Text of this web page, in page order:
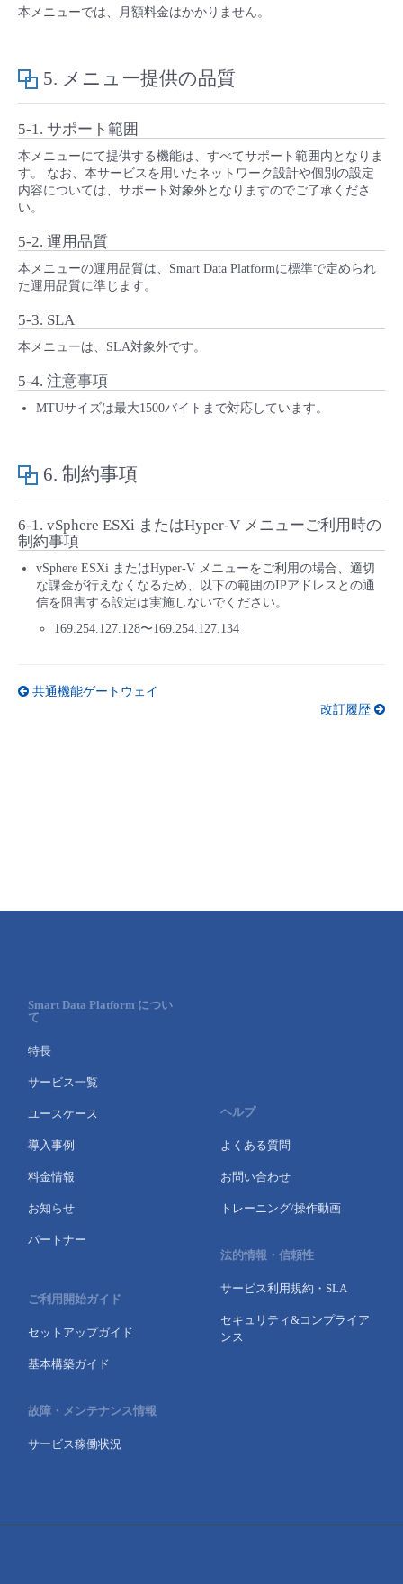
本メニューでは、月額料金はかかりません。
5. メニュー提供の品質
5-1. サポート範囲
本メニューにて提供する機能は、すべてサポート範囲内となりま
す。 なお、本サービスを用いたネットワーク設計や個別の設定
内容については、サポート対象外となりますのでご了承くださ
い。
5-2. 運用品質
本メニューの運用品質は、Smart Data Platformに標準で定められ
た運用品質に準じます。
5-3. SLA
本メニューは、SLA対象外です。
5-4. 注意事項
MTUサイズは最大1500バイトまで対応しています。
6. 制約事項
6-1. vSphere ESXi またはHyper-V メニューご利用時の
制約事項
vSphere ESXi またはHyper-V メニューをご利用の場合、適切
な課金が行えなくなるため、以下の範囲のIPアドレスとの通
信を阻害する設定は実施しないでください。
169.254.127.128〜169.254.127.134
共通機能ゲートウェイ
改訂履歴
Smart Data Platform につい
て
特長
サービス一覧
ユースケース
導入事例
料金情報
お知らせ
パートナー
ご利用開始ガイド
セットアップガイド
基本構築ガイド
故障・メンテナンス情報
サービス稼働状況
ヘルプ
よくある質問
お問い合わせ
トレーニング/操作動画
法的情報・信頼性
サービス利用規約・SLA
セキュリティ&コンプライア
ンス